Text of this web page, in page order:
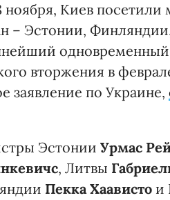
ноября, Киев
– Эстонии,
одновременный
вторжения в
заявление по Украине,
Эстонии Урмас
, Литвы
Пекка Хаависто и